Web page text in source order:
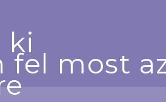
ki
fel most